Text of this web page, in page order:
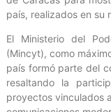
país, realizados en su
El Ministerio del
(Mincyt), como
país formó parte del
resaltando la
proyectos vinculados